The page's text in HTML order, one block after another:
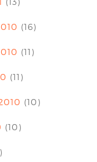
(16)
(11)
(11)
(10)
(10)